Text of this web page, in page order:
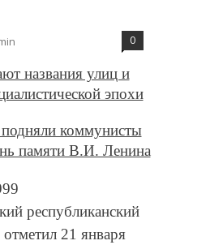
0
названия улиц и
эпохи
коммунисты
памяти В.И. Ленина
республиканский
21 января